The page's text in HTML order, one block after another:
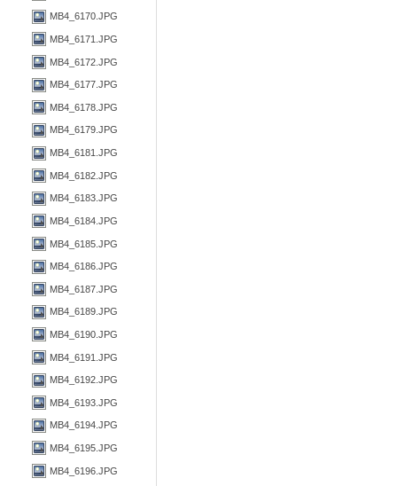
MB4_6170.JPG
MB4_6171.JPG
MB4_6172.JPG
MB4_6177.JPG
MB4_6178.JPG
MB4_6179.JPG
MB4_6181.JPG
MB4_6182.JPG
MB4_6183.JPG
MB4_6184.JPG
MB4_6185.JPG
MB4_6186.JPG
MB4_6187.JPG
MB4_6189.JPG
MB4_6190.JPG
MB4_6191.JPG
MB4_6192.JPG
MB4_6193.JPG
MB4_6194.JPG
MB4_6195.JPG
MB4_6196.JPG